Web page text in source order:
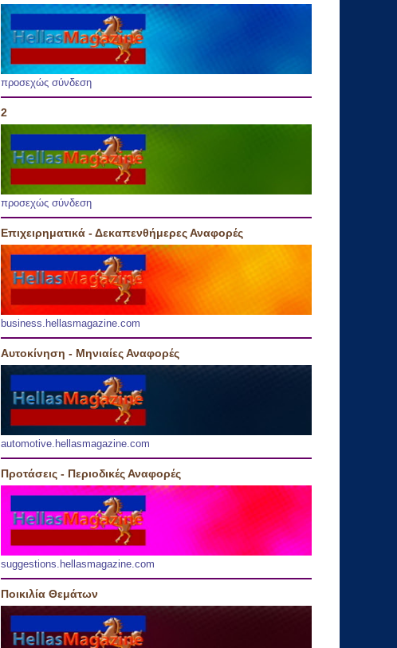
προσεχώς σύνδεση
2
προσεχώς σύνδεση
Επιχειρηματικά - Δεκαπενθήμερες Αναφορές
business.hellasmagazine.com
Αυτοκίνηση - Μηνιαίες Αναφορές
automotive.hellasmagazine.com
Προτάσεις - Περιοδικές Αναφορές
suggestions.hellasmagazine.com
Ποικιλία Θεμάτων